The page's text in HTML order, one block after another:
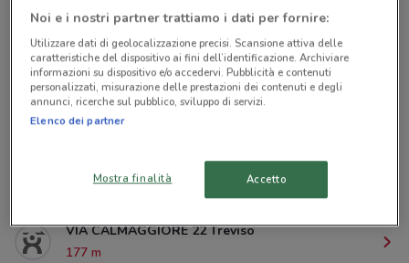
© MapTiler © OpenStreetMap contributors
VIALE CESARE BATTISTI 22 Treviso
139 m
VIA ANTONIO CANOVA 8 Treviso
142 m
VIA CALMAGGIORE 22 Treviso
177 m
Noi e i nostri partner trattiamo i dati per fornire:
Utilizzare dati di geolocalizzazione precisi. Scansione attiva delle
caratteristiche del dispositivo ai fini dell’identificazione. Archiviare
informazioni su dispositivo e/o accedervi. Pubblicità e contenuti
personalizzati, misurazione delle prestazioni dei contenuti e degli
annunci, ricerche sul pubblico, sviluppo di servizi.
Elenco dei partner
Mostra finalità Accetto